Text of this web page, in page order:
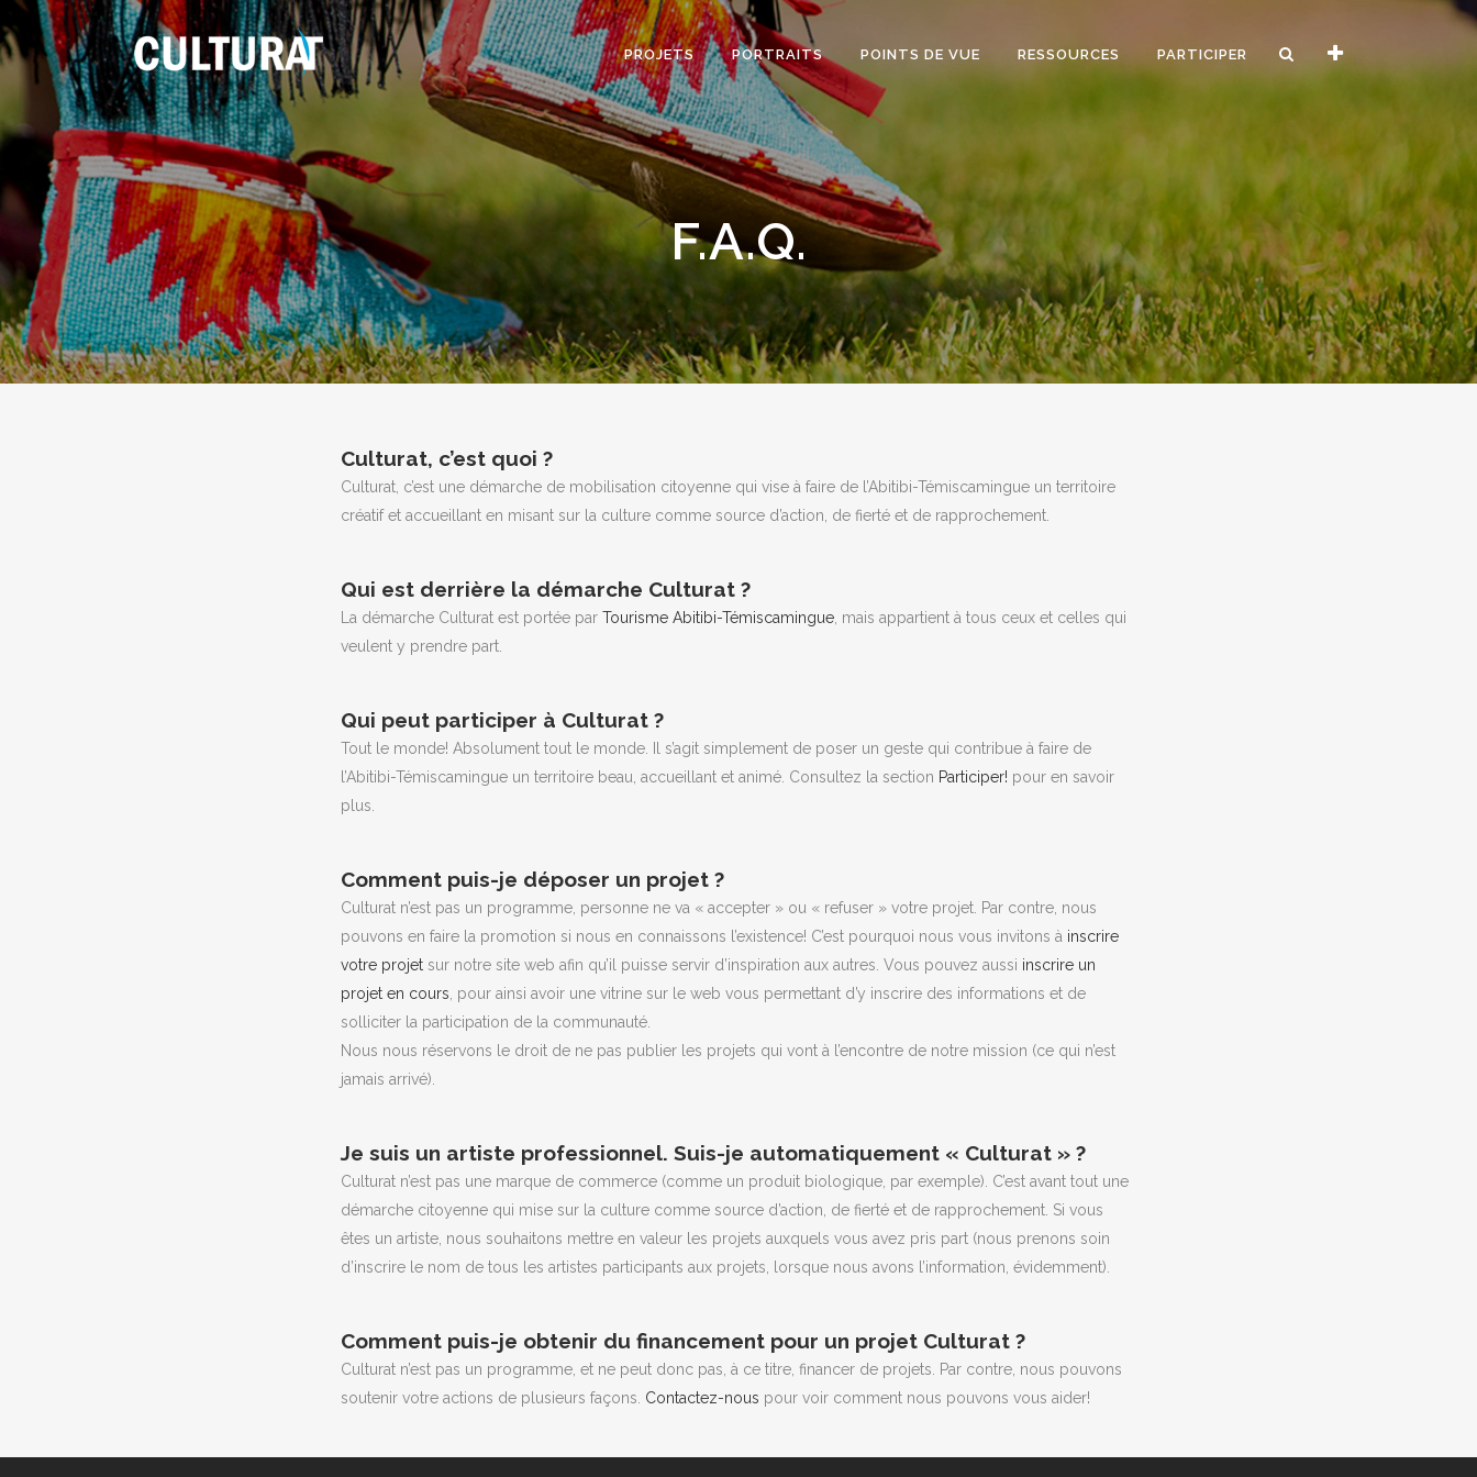
PROJETS PORTRAITS POINTS DE VUE RESSOURCES PARTICIPER
F.A.Q.
Culturat, c’est quoi ?
Culturat, c’est une démarche de mobilisation citoyenne qui vise à faire de l’Abitibi-Témiscamingue un territoire
créatif et accueillant en misant sur la culture comme source d’action, de fierté et de rapprochement.
Qui est derrière la démarche Culturat ?
La démarche Culturat est portée parTourisme Abitibi-Témiscamingue , mais appartient à tous ceux et celles qui
veulent y prendre part.
Qui peut participer à Culturat ?
Tout le monde! Absolument tout le monde. Il s’agit simplement de poser un geste qui contribue à faire de
l’Abitibi-Témiscamingue un territoire beau, accueillant et animé. Consultez la section Participer! pour en savoir
plus.
Comment puis-je déposer un projet ?
Culturat n’est pas un programme, personne ne va « accepter » ou « refuser » votre projet. Par contre, nous
pouvons en faire la promotion si nous en connaissons l’existence! C’est pourquoi nous vous invitons à inscrire
votre projetsur notre site web afin qu’il puisse servir d’inspiration aux autres. Vous pouvez aussi inscrire un
projet en cours , pour ainsi avoir une vitrine sur le web vous permettant d’y inscrire des informations et de
solliciter la participation de la communauté.
Nous nous réservons le droit de ne pas publier les projets qui vont à l’encontre de notre mission (ce qui n’est
jamais arrivé).
Je suis un artiste professionnel. Suis-je automatiquement « Culturat » ?
Culturat n’est pas une marque de commerce (comme un produit biologique, par exemple). C’est avant tout une
démarche citoyenne qui mise sur la culture comme source d’action, de fierté et de rapprochement. Si vous
êtes un artiste, nous souhaitons mettre en valeur les projets auxquels vous avez pris part (nous prenons soin
d’inscrire le nom de tous les artistes participants aux projets, lorsque nous avons l’information, évidemment).
Comment puis-je obtenir du financement pour un projet Culturat ?
Culturat n’est pas un programme, et ne peut donc pas, à ce titre, financer de projets. Par contre, nous pouvons
soutenir votre actions de plusieurs façons. Contactez-nous pour voir comment nous pouvons vous aider!
BIENVENUE SUR NOTRE NOUVEAU SITE WEB, CULTURAT.ORG!
Ce site vous appartient : partagez vos projets, vos ressources et vos expériences! Pour des
culturel, boutique des arts, fil de presse.
En ouvrant la bande déroulante en haut à gauche (le signe +)
En suivant les liens au bas des pages
Via la section Ressources